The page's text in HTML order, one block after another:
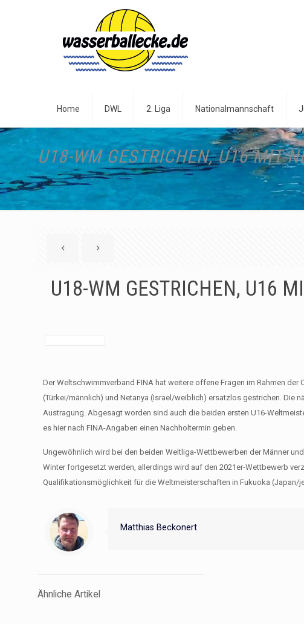
Home DWL 2. Liga Nationalmannschaft
U18-WM GESTRICHEN, U16 MIT
U18-WM GESTRICHEN, U16
Der Weltschwimmverband FINA hat weitere offene Fragen im Rahmen
(Türkei/männlich) und Netanya (Israel/weiblich) ersatzlos gestrichen. Die
Austragung. Abgesagt worden sind auch die beiden ersten U16-
es hier nach FINA-Angaben einen Nachholtermin geben.
Ungewöhnlich wird bei den beiden Weltliga-Wettbewerben der Männer
Winter fortgesetzt werden, allerdings wird auf den 2021er-Wettbewerb
Qualifikationsmöglichkeit für die Weltmeisterschaften in Fukuoka (Japan/
Matthias Beckonert
Ähnliche Artikel